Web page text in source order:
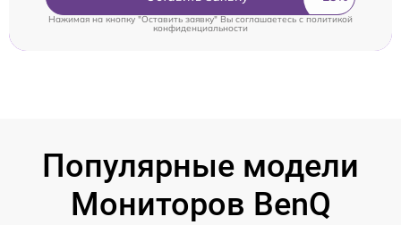
Нажимая на кнопку "Оставить заявку" Вы соглашаетесь c политикой
конфиденциальности
Популярные модели
Мониторов BenQ